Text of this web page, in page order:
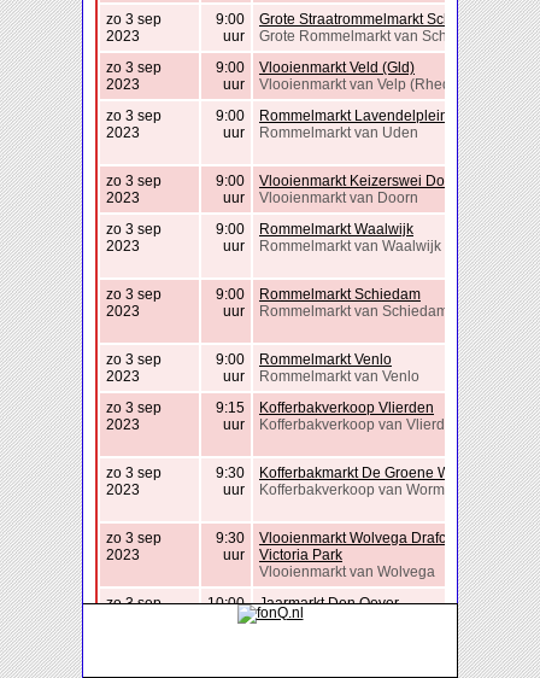
zo 3 sep
2023
9:00
uur
Grote Straatrommelmarkt Schinnen
Grote Rommelmarkt van Schinnen
zo 3 sep
2023
9:00
uur
Vlooienmarkt Veld (Gld)
Vlooienmarkt van Velp (Rheden)
zo 3 sep
2023
9:00
uur
Rommelmarkt Lavendelplein
Rommelmarkt van Uden
zo 3 sep
2023
9:00
uur
Vlooienmarkt Keizerswei Doorn
Vlooienmarkt van Doorn
zo 3 sep
2023
9:00
uur
Rommelmarkt Waalwijk
Rommelmarkt van Waalwijk
zo 3 sep
2023
9:00
uur
Rommelmarkt Schiedam
Rommelmarkt van Schiedam
zo 3 sep
2023
9:00
uur
Rommelmarkt Venlo
Rommelmarkt van Venlo
zo 3 sep
2023
9:15
uur
Kofferbakverkoop Vlierden
Kofferbakverkoop van Vlierden
zo 3 sep
2023
9:30
uur
Kofferbakmarkt De Groene Wig
Kofferbakverkoop van Wormer
zo 3 sep
2023
9:30
uur
Vlooienmarkt Wolvega Drafcentrum
Victoria Park
Vlooienmarkt van Wolvega
zo 3 sep
10:00
uur
Jaarmarkt Den Oever
Rommelmarkt van Den Oever